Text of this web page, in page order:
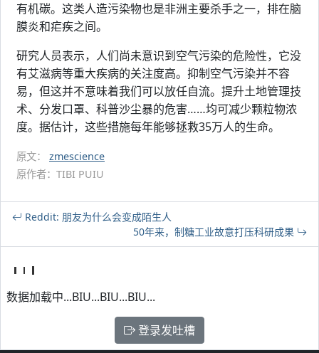
有机碳。这类人造污染物也是非洲主要杀手之一，排在脑
膜炎和疟疾之间。
研究人员表示，人们尚未意识到空气污染的危险性，它没
有艾滋病等重大疾病的关注度高。抑制空气污染并不容
易，但这并不意味着我们可以放任自流。提升土地管理技
术、分发口罩、科普沙尘暴的危害……均可减少颗粒物浓
度。据估计，这些措施每年能够拯救35万人的生命。
原文： zmescience
原作者：TIBI PUIU
Reddit: 朋友为什么会变成陌生人
50年来，制糖工业故意打压科研成果
数据加载中...BIU...BIU...BIU...
登录发吐槽